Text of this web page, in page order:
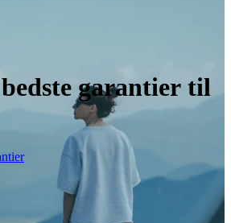
garantier til